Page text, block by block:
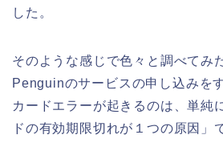
した。
そのような感じで色々と調べてみ
Penguinのサービスの申し込みを
カードエラーが起きるのは、単純
ドの有効期限切れが１つの原因」